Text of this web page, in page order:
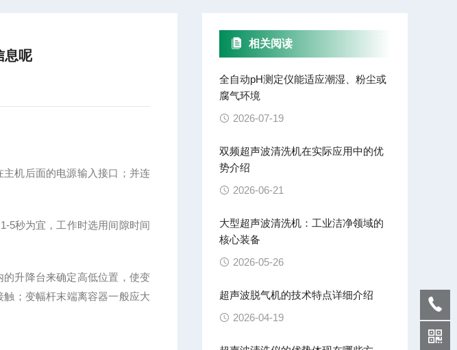
息呢
机后面的电源输入接口；并连
5秒为宜，工作时选用间隙时间
升降台来确定高低位置，使变
；变幅杆末端离容器一般应大
相关阅读
全自动pH测定仪能适应潮湿、粉尘或
腐气环境
2026-07-19
双频超声波清洗机在实际应用中的优
势介绍
2026-06-21
大型超声波清洗机：工业洁净领域的
核心装备
2026-05-26
超声波脱气机的技术特点详细介绍
2026-04-19